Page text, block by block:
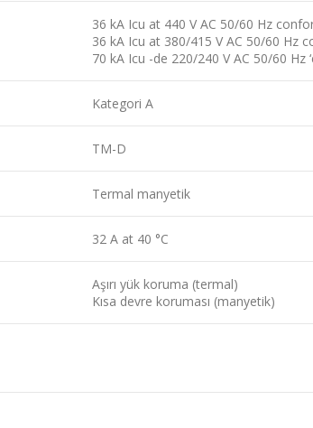
36 kA Icu at 440 V AC 50/60 Hz
36 kA Icu at 380/415 V AC 50/60 Hz
70 kA Icu -de 220/240 V AC 50/60 Hz
Kategori A
TM-D
Termal manyetik
32 A at 40 °C
Aşırı yük koruma (termal)
Kısa devre koruması (manyetik)